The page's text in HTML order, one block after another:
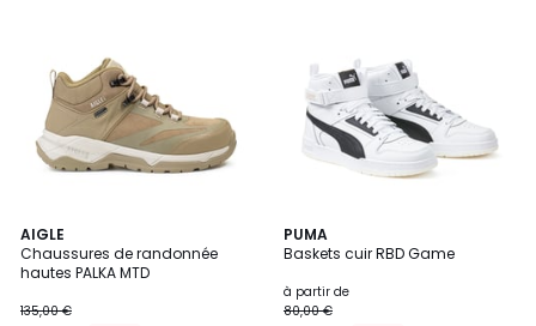
AIGLE
Chaussures de randonnée
hautes PALKA MTD
135,00 €
PUMA
Baskets cuir RBD Game
à partir de
80,00 €
4,8
/ 5